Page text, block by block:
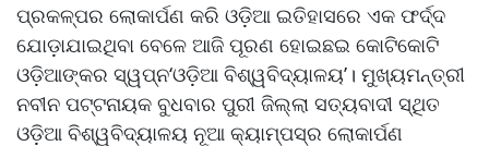
ପ୍ରକଳ୍ପର ଲୋକାର୍ପଣ କରି ଓଡ଼ିଆ ଇତିହାସରେ ଏକ ଫର୍ଦ୍ଦ
ଯୋଡ଼ାଯାଇଥିବା ବେଳେ ଆଜି ପୂରଣ ହୋଇଛଇ କୋଟିକୋଟି
ଓଡ଼ିଆଙ୍କର ସ୍ୱପ୍ନ‘ଓଡ଼ିଆ ବିଶ୍ୱବିଦ୍ୟାଳୟ’। ମୁଖ୍ୟମନ୍ତ୍ରୀ
ନବୀନ ପଟ୍ଟନାୟକ ବୁଧବାର ପୁରୀ ଜିଲ୍ଲା ସତ୍ୟବାଦୀ ସ୍ଥିତ
ଓଡ଼ିଆ ବିଶ୍ୱବିଦ୍ୟାଳୟ ନୂଆ କ୍ୟାମ୍ପସ୍‌ର ଲୋକାର୍ପଣ